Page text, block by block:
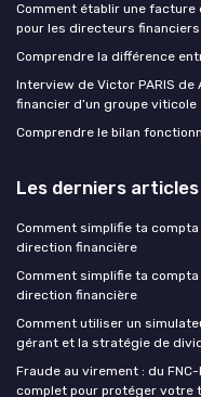
Comment établir une
pour les directeurs financiers
Comprendre la différence
Interview de Victor PARIS
financier d’un groupe viticole
Comprendre le bilan
Les derniers articles
Comment simplifie ta
direction financière
Comment simplifie ta
direction financière
Comment utiliser un
gérant et la stratégie de
Fraude au virement : du
complet pour protéger votre